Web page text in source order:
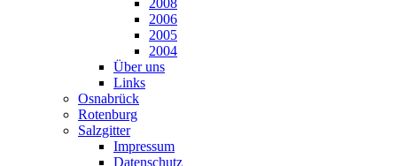
2008
2006
2005
2004
Über uns
Links
Osnabrück
Rotenburg
Salzgitter
Impressum
Datenschutz